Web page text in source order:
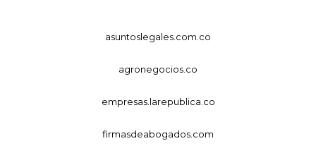
asuntoslegales.com.co
agronegocios.co
empresas.larepublica.co
firmasdeabogados.com